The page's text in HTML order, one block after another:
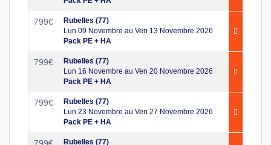
799€
Rubelles (77)
Lun 09 Novembre au Ven 13 Novembre 2026
Pack PE + HA
799€
Rubelles (77)
Lun 16 Novembre au Ven 20 Novembre 2026
Pack PE + HA
799€
Rubelles (77)
Lun 23 Novembre au Ven 27 Novembre 2026
Pack PE + HA
Rubelles (77)